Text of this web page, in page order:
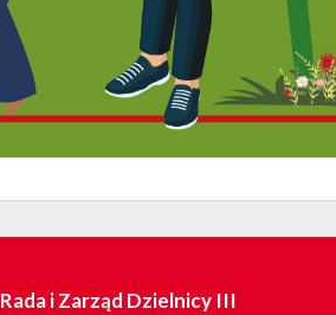
Rada i Zarząd Dzielnicy III